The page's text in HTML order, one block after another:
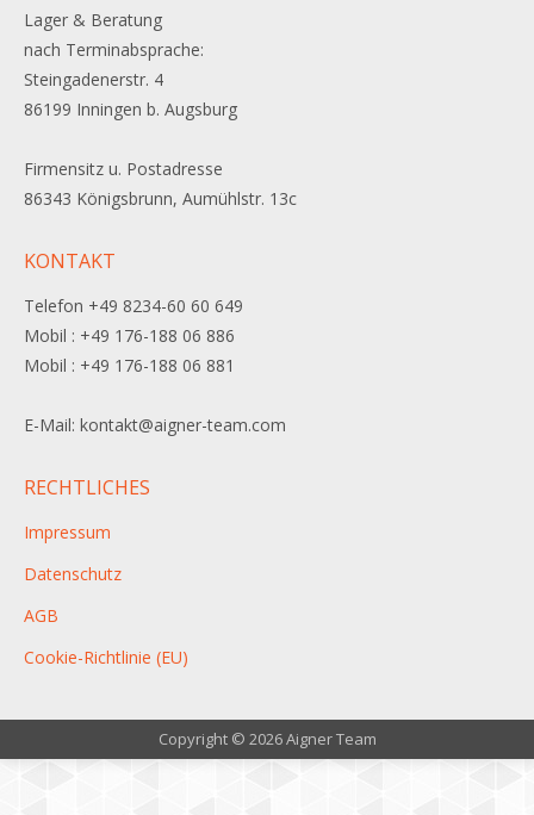
Lager & Beratung
nach Terminabsprache:
Steingadenerstr. 4
86199 Inningen b. Augsburg
Firmensitz u. Postadresse
86343 Königsbrunn, Aumühlstr. 13c
KONTAKT
Telefon +49 8234-60 60 649
Mobil : +49 176-188 06 886
Mobil : +49 176-188 06 881
E-Mail: kontakt@aigner-team.com
RECHTLICHES
Impressum
Datenschutz
AGB
Cookie-Richtlinie (EU)
Copyright © 2026 Aigner Team